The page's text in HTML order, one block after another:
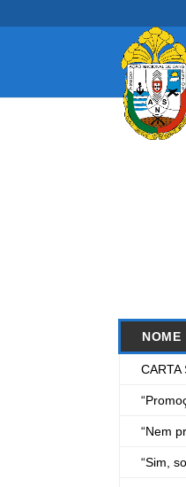
NOME
“Nem
“Sim,